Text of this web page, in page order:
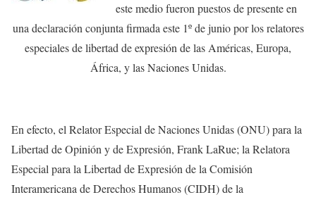
este medio fueron puestos de presente en
una declaración conjunta firmada este 1º de junio por los relatores
especiales de libertad de expresión de las Américas, Europa,
África, y las Naciones Unidas.
En efecto, el Relator Especial de Naciones Unidas (ONU) para la
Libertad de Opinión y de Expresión, Frank LaRue; la Relatora
Especial para la Libertad de Expresión de la Comisión
Interamericana de Derechos Humanos (CIDH) de la